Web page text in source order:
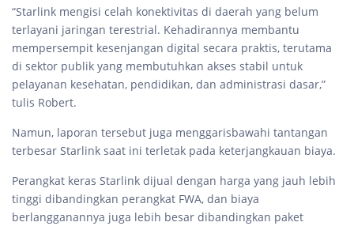
“Starlink mengisi celah konektivitas di daerah yang belum
terlayani jaringan terestrial. Kehadirannya membantu
mempersempit kesenjangan digital secara praktis, terutama
di sektor publik yang membutuhkan akses stabil untuk
pelayanan kesehatan, pendidikan, dan administrasi dasar,”
tulis Robert.
Namun, laporan tersebut juga menggarisbawahi tantangan
terbesar Starlink saat ini terletak pada keterjangkauan biaya.
Perangkat keras Starlink dijual dengan harga yang jauh lebih
tinggi dibandingkan perangkat FWA, dan biaya
berlangganannya juga lebih besar dibandingkan paket